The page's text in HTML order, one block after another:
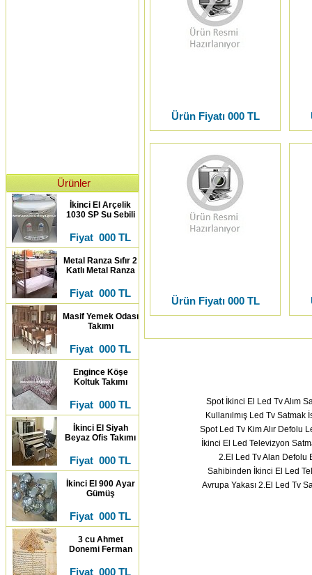
Ürünler
İkinci El Arçelik
1030 SP Su Sebili
Fiyat 000 TL
Metal Ranza Sıfır 2
Katlı Metal Ranza
Fiyat 000 TL
Masif Yemek Odası
Takımı
Fiyat 000 TL
Engince Köşe
Koltuk Takımı
Fiyat 000 TL
İkinci El Siyah
Beyaz Ofis Takımı
Fiyat 000 TL
İkinci El 900 Ayar
Gümüş
Fiyat 000 TL
3 cu Ahmet
Donemi Ferman
Fiyat 000 TL
Ürün Fiyatı 000 TL
Ürün Fiyatı 000 TL
Spot İkinci El Led Tv Alım
Kullanılmış Led Tv Satmak
Spot Led Tv Kim Alır Defolu
İkinci El Led Televizyon
2.El Led Tv Alan Defolu
Sahibinden İkinci El Led
Avrupa Yakası 2.El Led Tv